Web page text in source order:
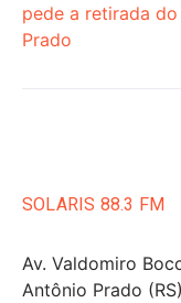
pede a retirada
Prado
SOLARIS 88.3 FM
Av. Valdomiro
Antônio Prado (RS)